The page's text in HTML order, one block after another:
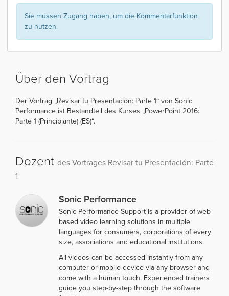
Sie müssen Zugang haben, um die Kommentarfunktion
zu nutzen.
Über den Vortrag
Der Vortrag „Revisar tu Presentación: Parte 1“ von Sonic
Performance ist Bestandteil des Kurses „PowerPoint 2016:
Parte 1 (Principiante) (ES)“.
Dozent des Vortrages Revisar tu Presentación: Parte
1
Sonic Performance
Sonic Performance Support is a provider of web-
based video learning solutions in multiple
languages for consumers, corporations of every
size, associations and educational institutions.
All videos can be accessed instantly from any
computer or mobile device via any browser and
come with a human touch. Experienced trainers
guide you step-by-step through the software